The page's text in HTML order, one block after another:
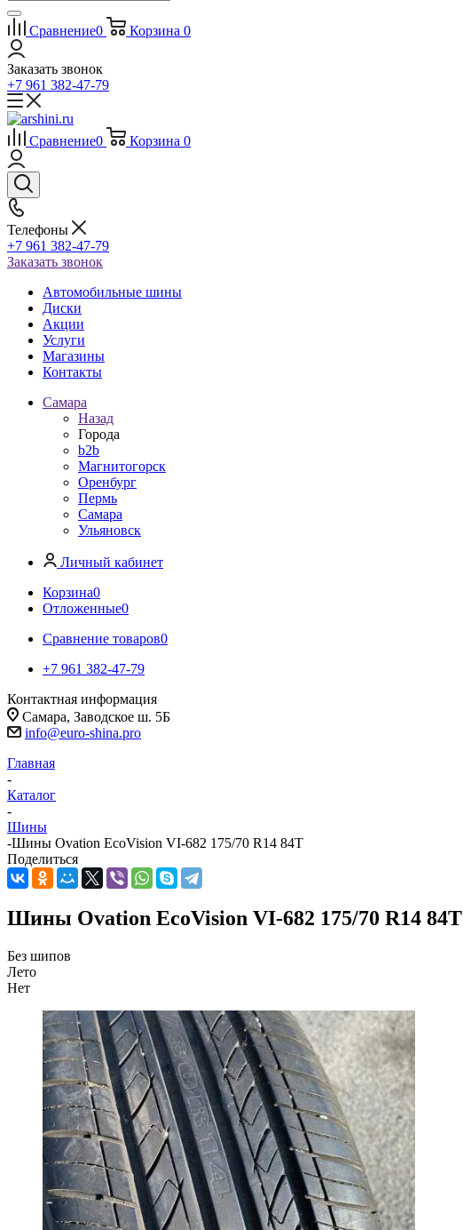
Сравнение0 Корзина 0
Заказать звонок
+7 961 382-47-79
Сравнение0 Корзина 0
Телефоны
+7 961 382-47-79
Заказать звонок
Автомобильные шины
Диски
Акции
Услуги
Магазины
Контакты
Самара
Назад
Города
b2b
Магнитогорск
Оренбург
Пермь
Самара
Ульяновск
Личный кабинет
Корзина0
Отложенные0
Сравнение товаров0
+7 961 382-47-79
Контактная информация
Самара, Заводское ш. 5Б
info@euro-shina.pro
Главная
-
Каталог
-
Шины
-Шины Ovation EcoVision VI-682 175/70 R14 84T
Поделиться
Шины Ovation EcoVision VI-682 175/70 R14 84T
Без шипов
Лето
Нет